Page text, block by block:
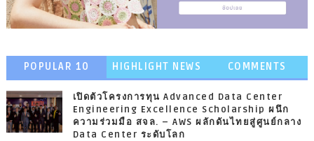
POPULAR 10 HIGHLIGHT NEWS COMMENTS
เปิดตัวโครงการทุน Advanced Data Center
Engineering Excellence Scholarship ผนึก
ความร่วมมือ สจล. – AWS ผลักดันไทยสู่ศูนย์กลาง
Data Center ระดับโลก